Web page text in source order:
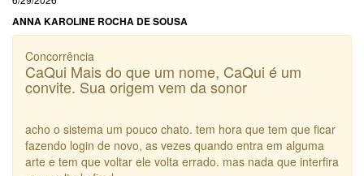
ANNA KAROLINE ROCHA DE SOUSA
Concorrência
CaQui Mais do que um nome, CaQui é um
convite. Sua origem vem da sonor
acho o sistema um pouco chato. tem hora que tem que ficar
fazendo login de novo, as vezes quando entra em alguma
arte e tem que voltar ele volta errado. mas nada que interfira